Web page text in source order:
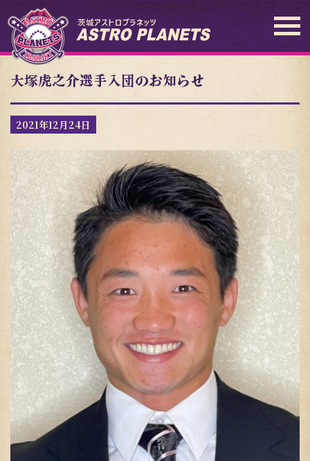
大塚虎之介選手入団のお知らせ
2021年12月24日